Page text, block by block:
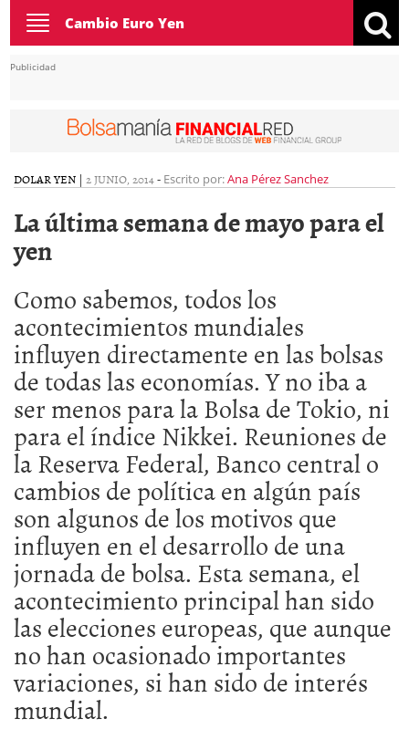
Toggle
navigation
Cambio Euro Yen
Publicidad
DOLAR YEN | 2 JUNIO, 2014- Escrito por:Ana Pérez Sanchez
La última semana de mayo para el
yen
Como sabemos, todos los
acontecimientos mundiales
influyen directamente en las bolsas
de todas las economías. Y no iba a
ser menos para la Bolsa de Tokio, ni
para el índice Nikkei. Reuniones de
la Reserva Federal, Banco central o
cambios de política en algún país
son algunos de los motivos que
influyen en el desarrollo de una
jornada de bolsa. Esta semana, el
acontecimiento principal han sido
las elecciones europeas, que aunque
no han ocasionado importantes
variaciones, si han sido de interés
mundial.